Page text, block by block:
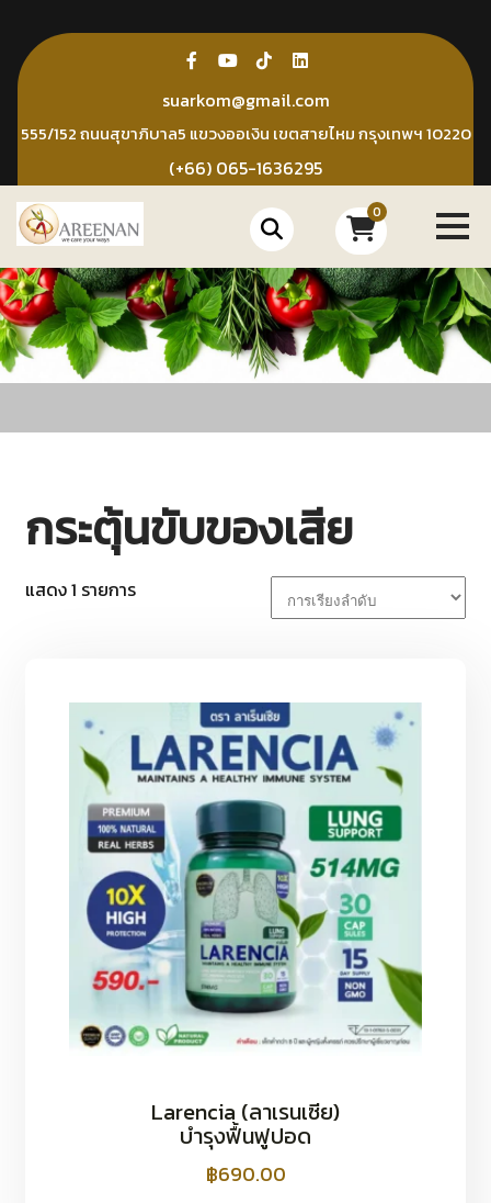
content
suarkom@gmail.com
555/152 ถนนสุขาภิบาล5 แขวงออเงิน เขตสายไหม กรุงเทพฯ 10220
(+66) 065-1636295
0
กระตุ้นขับของเสีย
แสดง 1 รายการ
Larencia (ลาเรนเซีย)
บำรุงฟื้นฟูปอด
฿690.00